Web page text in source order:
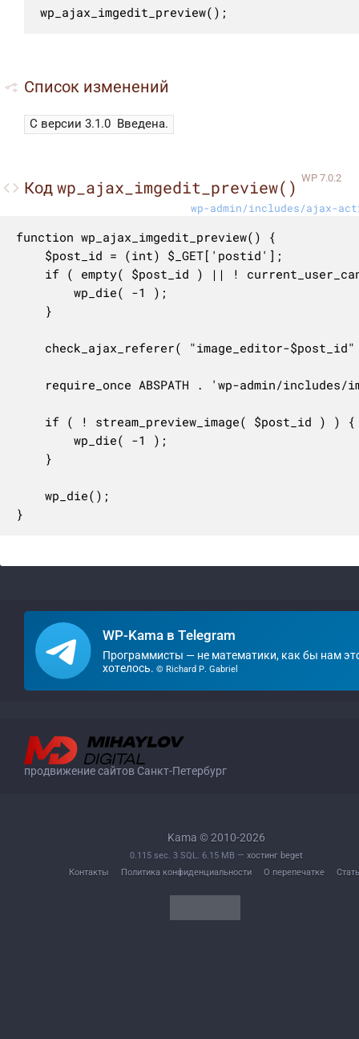
wp_ajax_imgedit_preview();
Список изменений
С версии 3.1.0 Введена.
Код wp_ajax_imgedit_preview() WP 7.0.2
wp-admin/includes/ajax-
function wp_ajax_imgedit_preview() {
}
WP-Kama в Telegram
Программисты — не математики, как бы нам
хотелось.© Richard P. Gabriel
продвижение сайтов Санкт-Петербург
Kama © 2010-2026
0.115 sec. 3 SQL. 6.15 MB — хостинг beget
Контакты
Политика конфиденциальности О перепечатке